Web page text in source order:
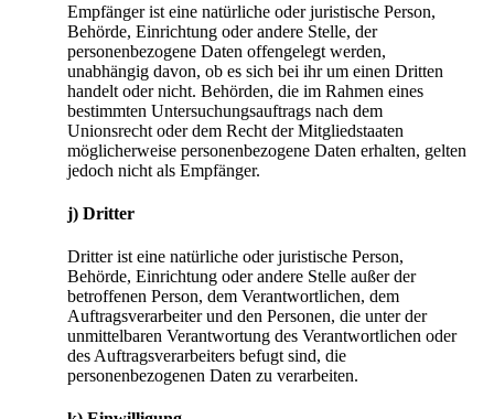
Empfänger ist eine natürliche oder juristische Person,
Behörde, Einrichtung oder andere Stelle, der
personenbezogene Daten offengelegt werden,
unabhängig davon, ob es sich bei ihr um einen Dritten
handelt oder nicht. Behörden, die im Rahmen eines
bestimmten Untersuchungsauftrags nach dem
Unionsrecht oder dem Recht der Mitgliedstaaten
möglicherweise personenbezogene Daten erhalten, gelten
jedoch nicht als Empfänger.
j) Dritter
Dritter ist eine natürliche oder juristische Person,
Behörde, Einrichtung oder andere Stelle außer der
betroffenen Person, dem Verantwortlichen, dem
Auftragsverarbeiter und den Personen, die unter der
unmittelbaren Verantwortung des Verantwortlichen oder
des Auftragsverarbeiters befugt sind, die
personenbezogenen Daten zu verarbeiten.